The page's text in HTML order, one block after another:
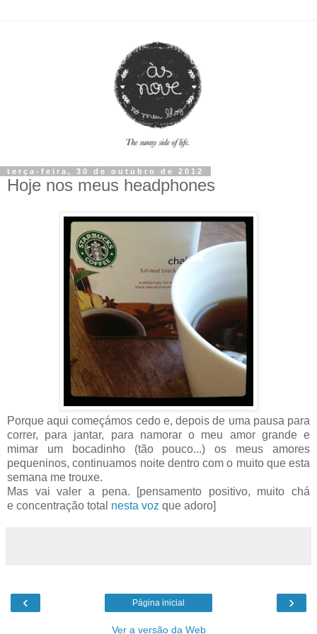
terça-feira, 30 de outubro de 2012
Hoje nos meus headphones
Porque aqui começámos cedo e, depois de uma pausa para
correr, para jantar, para namorar o meu amor grande e
mimar um bocadinho (tão pouco...) os meus amores
pequeninos, continuamos noite dentro com o muito que esta
semana me trouxe.
Mas vai valer a pena. [pensamento positivo, muito chá
e concentração total nesta voz que adoro]
‹ ›
Página inicial
Ver a versão da Web